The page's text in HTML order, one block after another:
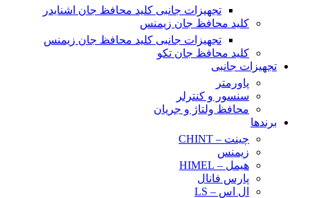
تجهیزات جانبی کلید محافظ جان اشنایدر
کلید محافظ جان زیمنس
تجهیزات جانبی کلید محافظ جان زیمنس
کلید محافظ جان تکو
تجهیزات جانبی
پاورمتر
سنسور و کنترلر
محافظ ولتاژ و‌ جریان
برندها
چینت – CHINT
زیمنس
هیمل – HIMEL
پارس فانال
ال اس – LS